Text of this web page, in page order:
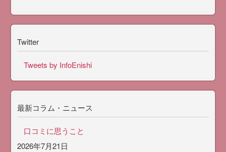
Twitter
Tweets by InfoEnishi
最新コラム・ニュース
口コミに思うこと
2026年7月21日